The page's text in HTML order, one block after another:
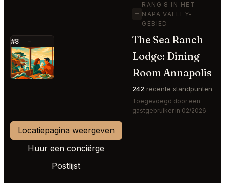
#8 —
⭐
—
RANG 8 IN HET
NAPA VALLEY-
GEBIED
The Sea Ranch
Lodge: Dining
Room Annapolis
242 recente standpunten
Toegevoegd door een
gastgebruiker in 02/2026
Locatiepagina weergeven
Huur een conciërge
Postlijst